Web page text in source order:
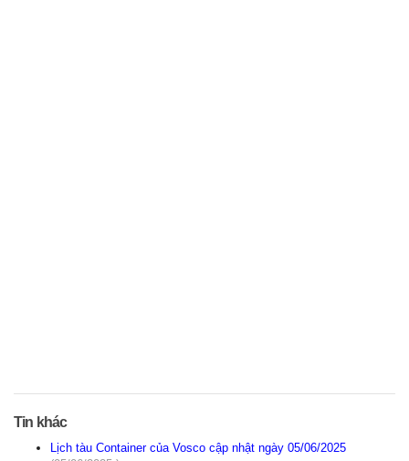
Tin khác
Lịch tàu Container của Vosco cập nhật ngày 05/06/2025